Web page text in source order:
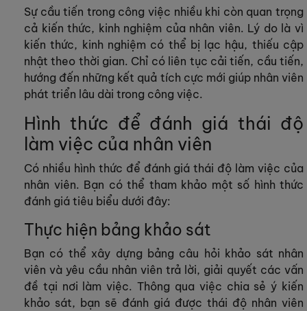
Sự cầu tiến trong công việc nhiều khi còn quan trọng
cả kiến thức, kinh nghiệm của nhân viên. Lý do là vì
kiến thức, kinh nghiệm có thể bị lạc hậu, thiếu cập
nhật theo thời gian. Chỉ có liên tục cải tiến, cầu tiến,
hướng đến những kết quả tích cực mới giúp nhân viên
phát triển lâu dài trong công việc.
Hình thức để đánh giá thái độ
làm việc của nhân viên
Có nhiều hình thức để đánh giá thái độ làm việc của
nhân viên. Bạn có thể tham khảo một số hình thức
đánh giá tiêu biểu dưới đây:
Thực hiện bảng khảo sát
Bạn có thể xây dựng bảng câu hỏi khảo sát nhân
viên và yêu cầu nhân viên trả lời, giải quyết các vấn
đề tại nơi làm việc. Thông qua việc chia sẻ ý kiến
khảo sát, bạn sẽ đánh giá được thái độ nhân viên